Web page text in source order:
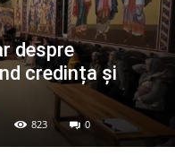
despre
credința și
823 0